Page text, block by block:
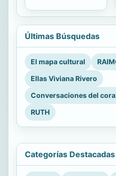
Últimas Búsquedas
El mapa cultural
Ellas Viviana Rivero
Conversaciones del
RUTH
Categorías Destacadas